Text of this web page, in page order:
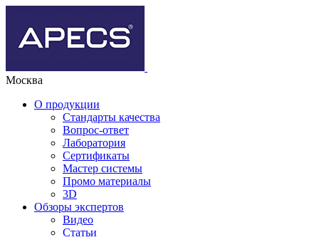
Москва
О продукции
Стандарты качества
Вопрос-ответ
Лаборатория
Сертификаты
Мастер системы
Промо материалы
3D
Обзоры экспертов
Видео
Статьи